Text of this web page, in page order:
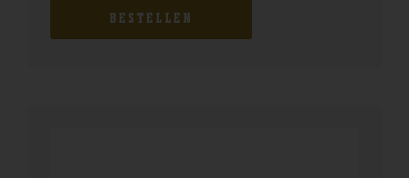
BESTELLEN